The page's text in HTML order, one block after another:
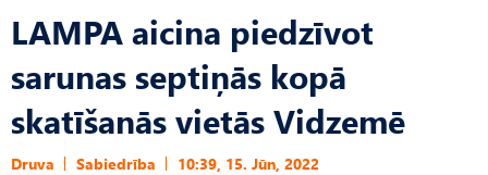
LAMPA aicina piedzīvot
sarunas septiņās kopā
skatīšanās vietās Vidzemē
Druva Sabiedrība 10:39, 15. Jūn, 2022